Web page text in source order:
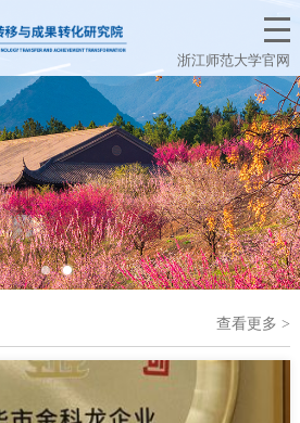
浙江师范大学官网
查看更多 >